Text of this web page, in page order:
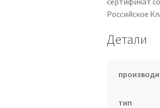
Российское
Детали
тип